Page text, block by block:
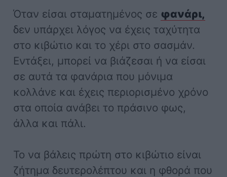
Όταν είσαι σταματημένος σε φανάρι,
δεν υπάρχει λόγος να έχεις ταχύτητα
στο κιβώτιο και το χέρι στο σασμάν.
Εντάξει, μπορεί να βιάζεσαι ή να είσαι
σε αυτά τα φανάρια που μόνιμα
κολλάνε και έχεις περιορισμένο χρόνο
στα οποία ανάβει το πράσινο φως,
άλλα και πάλι.
Το να βάλεις πρώτη στο κιβώτιο είναι
ζήτημα δευτερολέπτου και η φθορά που